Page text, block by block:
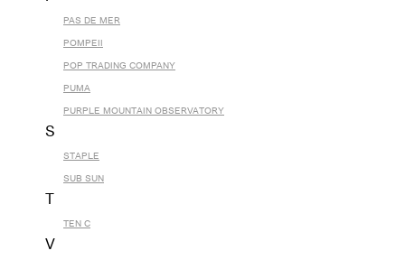
PAS DE MER
POMPEII
POP TRADING COMPANY
PUMA
PURPLE MOUNTAIN OBSERVATORY
S
STAPLE
SUB SUN
TEN C
V